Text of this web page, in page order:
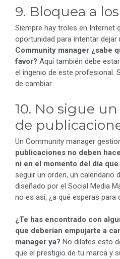
9. Bloquea a
Siempre hay troles en Internet
oportunidad para intentar
Community manager ¿sabe
favor? Aquí también debe
el ingenio de este profesional.
de cambiar.
10. No sigue
de
Un Community manager
publicaciones no deben
ni en el momento del día
seguir un orden, un calendario
diseñado por el Social Media
no es así, ¿a qué esperas
¿Te has encontrado con
que deberían empujarte a
manager ya? No dilates esto
que el prestigio de tu marca y